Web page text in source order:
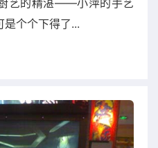
艺的精湛——小萍的手艺
是个个下得了...